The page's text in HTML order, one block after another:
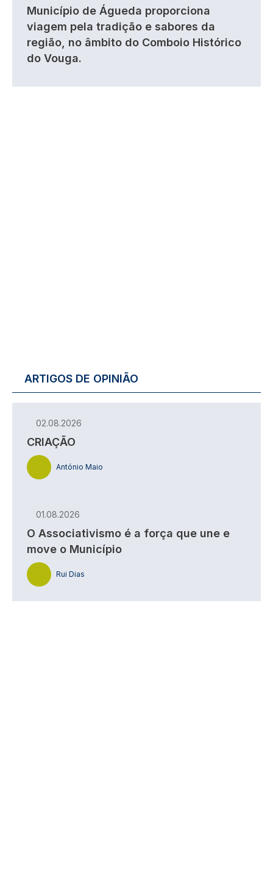
Município de Águeda proporciona
viagem pela tradição e sabores da
região, no âmbito do Comboio Histórico
do Vouga.
ARTIGOS DE OPINIÃO
02.08.2026
CRIAÇÃO
António Maio
01.08.2026
O Associativismo é a força que une e
move o Município
Rui Dias